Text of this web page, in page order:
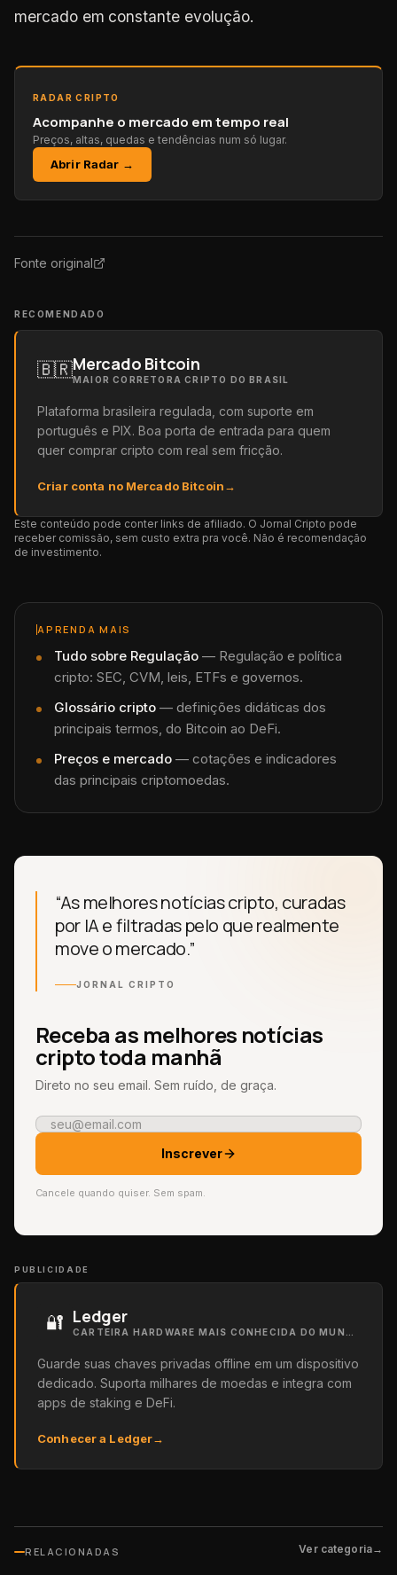
mercado em constante evolução.
RADAR CRIPTO
Acompanhe o mercado em tempo real
Preços, altas, quedas e tendências num só lugar.
Abrir Radar →
Fonte original
RECOMENDADO
🇧🇷Mercado Bitcoin
MAIOR CORRETORA CRIPTO DO BRASIL
Plataforma brasileira regulada, com suporte em
português e PIX. Boa porta de entrada para quem
quer comprar cripto com real sem fricção.
Criar conta no Mercado Bitcoin→
Este conteúdo pode conter links de afiliado. O Jornal Cripto pode
receber comissão, sem custo extra pra você. Não é recomendação
de investimento.
APRENDA MAIS
Tudo sobre Regulação — Regulação e política
cripto: SEC, CVM, leis, ETFs e governos.
Glossário cripto — definições didáticas dos
principais termos, do Bitcoin ao DeFi.
Preços e mercado — cotações e indicadores
das principais criptomoedas.
“As melhores notícias cripto, curadas
por IA e filtradas pelo que realmente
move o mercado.”
JORNAL CRIPTO
Receba as melhores notícias
cripto toda manhã
Direto no seu email. Sem ruído, de graça.
Inscrever
Cancele quando quiser. Sem spam.
PUBLICIDADE
🔐 Ledger
Guarde suas chaves privadas offline em um dispositivo
dedicado. Suporta milhares de moedas e integra com
apps de staking e DeFi.
Conhecer a Ledger→
RELACIONADAS Ver categoria→